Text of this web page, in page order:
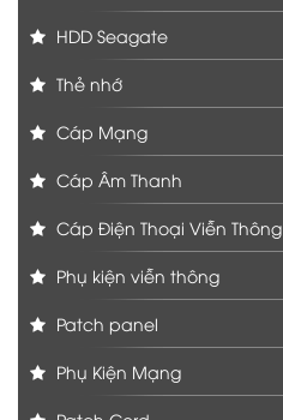
HDD Seagate
Thẻ nhớ
Cáp Mạng
Cáp Âm Thanh
Cáp Điện Thoại Viễn Thông
Phụ kiện viễn thông
Patch panel
Phụ Kiện Mạng